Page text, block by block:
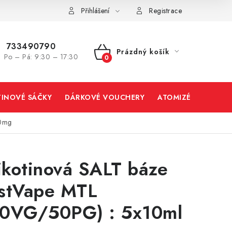
Přihlášení Registrace
733490790
Po – Pá: 9:30 – 17:30
NÁKUPNÍ
Prázdný košík
SÁČKY DÁRKOVÉ VOUCHERY ATOMIZÉRY A
SALT báze
MTL
50PG) : 5x10ml